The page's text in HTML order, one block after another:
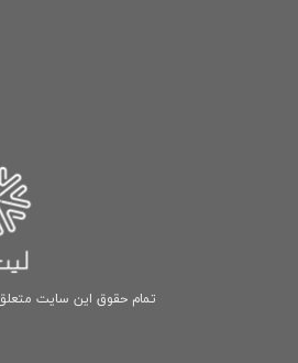
تمام حقوق این سایت متعلق